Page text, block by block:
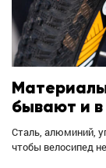
бывают и
Сталь, алюминий,
чтобы велосипед